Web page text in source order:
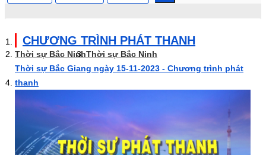
CHƯƠNG TRÌNH PHÁT THANH
Thời sự Bắc NinhThời sự Bắc Ninh
Thời sự Bắc Giang ngày 15-11-2023 - Chương trình phát
thanh